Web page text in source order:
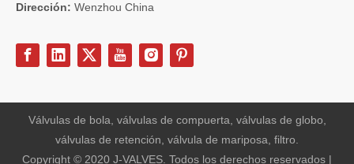
Dirección: Wenzhou China
Válvulas de bola, válvulas de compuerta, válvulas de globo,
válvulas de retención, válvula de mariposa, filtro.
Copyright © 2020 J-VALVES. Todos los derechos reservados |